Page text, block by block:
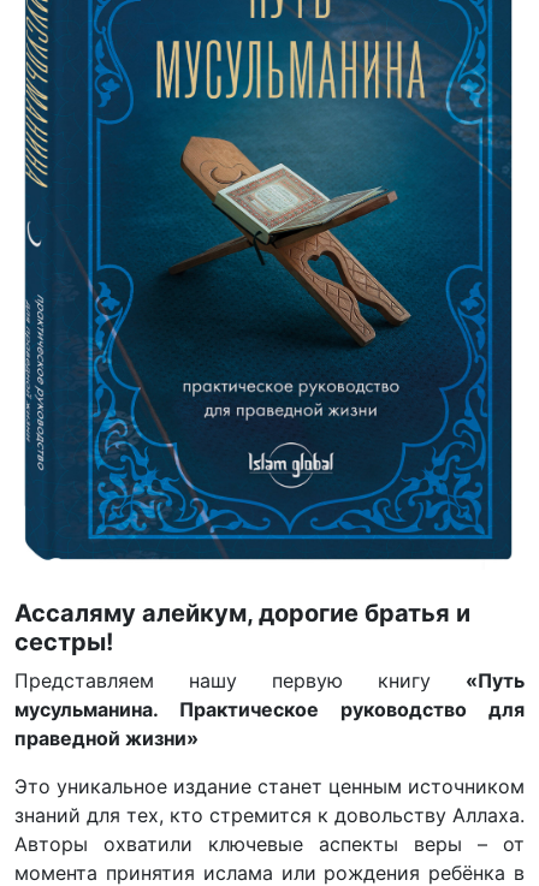
Ассаляму алейкум, дорогие братья и
сестры!
Представляем нашу первую книгу «Путь
мусульманина. Практическое руководство для
праведной жизни»
Это уникальное издание станет ценным источником
знаний для тех, кто стремится к довольству Аллаха.
Авторы охватили ключевые аспекты веры – от
момента принятия ислама или рождения ребёнка в